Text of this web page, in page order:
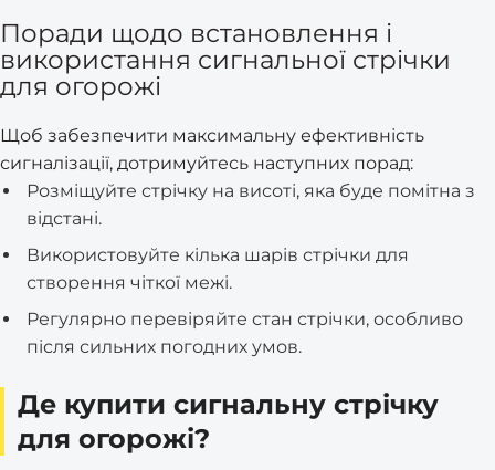
Поради щодо встановлення і
використання сигнальної стрічки
для огорожі
Щоб забезпечити максимальну ефективність
сигналізації, дотримуйтесь наступних порад:
Розміщуйте стрічку на висоті, яка буде помітна з
відстані.
Використовуйте кілька шарів стрічки для
створення чіткої межі.
Регулярно перевіряйте стан стрічки, особливо
після сильних погодних умов.
Де купити сигнальну стрічку
для огорожі?